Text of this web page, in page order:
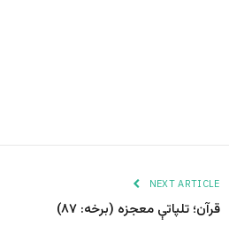
NEXT ARTICLE
قرآن؛ تلپاتې معجزه (برخه: ۸۷)